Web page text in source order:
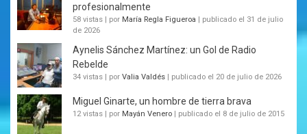
profesionalmente
58 vistas | por María Regla Figueroa | publicado el 31 de julio
de 2026
Aynelis Sánchez Martínez: un Gol de Radio
Rebelde
34 vistas | por Valia Valdés | publicado el 20 de julio de 2026
Miguel Ginarte, un hombre de tierra brava
12 vistas | por Mayán Venero | publicado el 8 de julio de 2015